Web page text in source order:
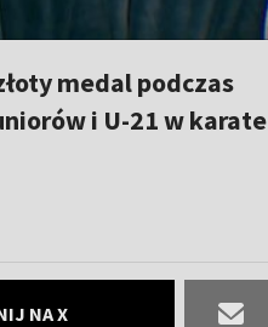
medal podczas
i U-21 w karate
NA X